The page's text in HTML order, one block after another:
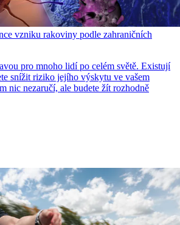
vzniku rakoviny podle zahraničních
pro mnoho lidí po celém světě. Existují
snížit riziko jejího výskytu ve vašem
nic nezaručí, ale budete žít rozhodně